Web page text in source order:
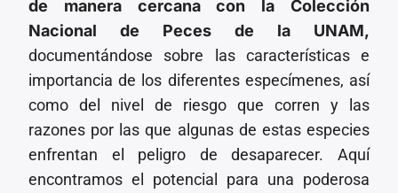
de manera cercana con la Colección
Nacional de Peces de la UNAM,
documentándose sobre las características e
importancia de los diferentes especímenes, así
como del nivel de riesgo que corren y las
razones por las que algunas de estas especies
enfrentan el peligro de desaparecer. Aquí
encontramos el potencial para una poderosa